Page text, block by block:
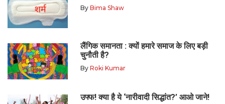
By Bima Shaw
लैंगिक समानता : क्यों हमारे समाज के लिए बड़ी
चुनौती है?
By Roki Kumar
उफ्फ! क्या है ये ‘नारीवादी सिद्धांत?’ आओ जाने!